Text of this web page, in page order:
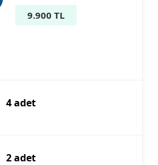
9.900 TL
4 adet
2 adet